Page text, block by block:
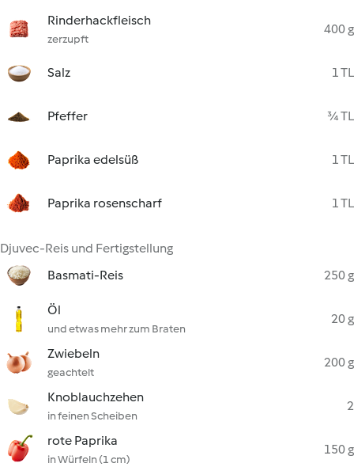
Rinderhackfleisch
zerzupft
400 g
Salz 1 TL
Pfeffer ¾ TL
Paprika edelsüß 1 TL
Paprika rosenscharf 1 TL
Djuvec-Reis und Fertigstellung
Basmati-Reis
250 g
Öl
und etwas mehr zum Braten
20 g
Zwiebeln
geachtelt
200 g
Knoblauchzehen
in feinen Scheiben
2
rote Paprika
in Würfeln (1 cm)
150 g